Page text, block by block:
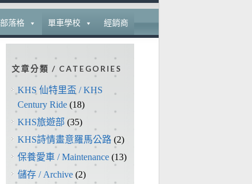
落格 單車學校 經銷商
文章分類 / CATEGORIES
KHS 仙特里盃 / KHS
Century Ride (18)
KHS旅遊部 (35)
KHS詩情畫意羅馬公路 (2)
保養愛車 / Maintenance (13)
儲存 / Archive (2)